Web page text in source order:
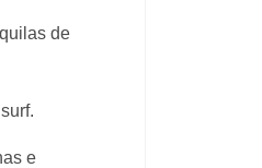
de
e